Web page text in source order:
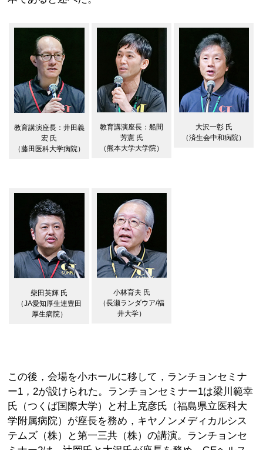
教育講演座長：井田義
宏 氏
（藤田医科大学病院）
教育講演座長：船間
芳憲 氏
（熊本大学大学院）
大沢一彰 氏
（済生会中和病院）
柴田英輝 氏
（JA愛知厚生連豊田
厚生病院）
小林育夫 氏
（長瀬ランダウア/福
井大学）
この後，会場を小ホールに移して，ランチョンセミナ
ー1，2が設けられた。ランチョンセミナー1は梁川範幸
氏（つくば国際大学）と村上克彦氏（福島県立医科大
学附属病院）が座長を務め，キヤノンメディカルシス
テムズ（株）と第一三共（株）の講演。ランチョンセ